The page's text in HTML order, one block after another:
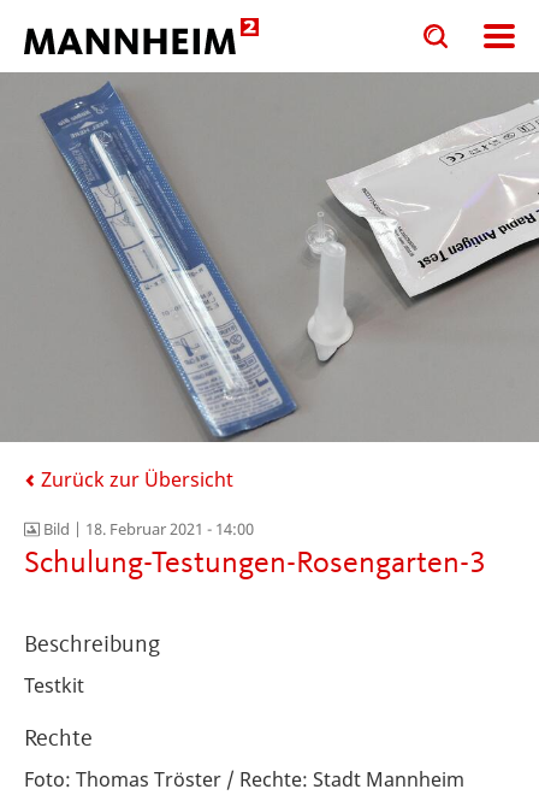
Toggle
search
input
Toggle
search
input
Zurück zur Übersicht
Bild | 18. Februar 2021 - 14:00
Schulung-Testungen-Rosengarten-3
Beschreibung
Testkit
Rechte
Foto: Thomas Tröster / Rechte: Stadt Mannheim